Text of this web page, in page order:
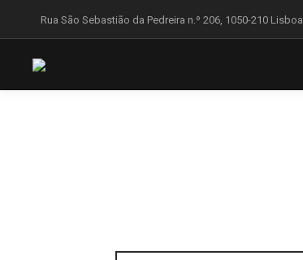
Rua São Sebastião da Pedreira n.º 206, 1050-210 Lisboa